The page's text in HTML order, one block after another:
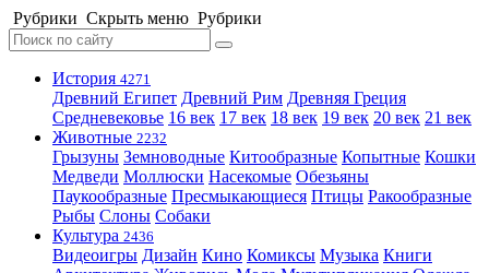
Рубрики Скрыть меню Рубрики
История 4271
Древний Египет Древний Рим Древняя Греция
Средневековье 16 век 17 век 18 век 19 век 20 век 21 век
Животные 2232
Грызуны Земноводные Китообразные Копытные Кошки
Медведи Моллюски Насекомые Обезьяны
Паукообразные Пресмыкающиеся Птицы Ракообразные
Рыбы Слоны Собаки
Культура 2436
Видеоигры Дизайн Кино Комиксы Музыка Книги